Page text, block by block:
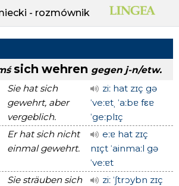
- rozmównik
sich wehren gegen j-n/etw.
Sie hat sich
gewehrt, aber
vergeblich.
ziː hat zɪç gə
ˈveːɐtˌ ˈaːbɐ fεɐ
ˈgeːplɪç
Er hat sich nicht
einmal gewehrt.
eːɐ hat zɪç
nɪçt ˈainmaːl gə
ˈveːɐt
Sie sträuben sich
ziː ˈʃtrɔybn zɪç